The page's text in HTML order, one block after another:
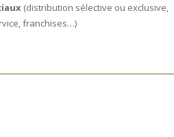
(distribution sélective ou exclusive,
franchises…)